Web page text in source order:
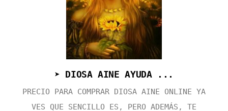
➤ DIOSA AINE AYUDA ...
PRECIO PARA COMPRAR DIOSA AINE ONLINE YA
VES QUE SENCILLO ES, PERO ADEMÁS, TE